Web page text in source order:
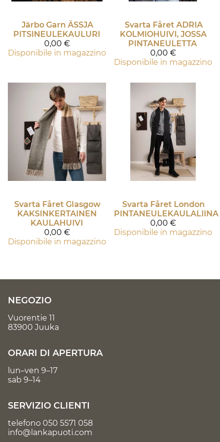
Järbo Garn ÄSSJA
PITSINEULEKAULURI
0,00 €
Disponibile in magazzino
Svarta Fåret ADRIA
KOLMIOHUIVI, JOSSA
PINTANEULETTA
0,00 €
Disponibile in magazzino
Svarta Fåret Glasgow
KAKSINKERTAINEN
KAULAHUIVI
0,00 €
Disponibile in magazzino
Svarta Fåret London
PINTANEULEKAULALIINA
0,00 €
Disponibile in magazzino
NEGOZIO
Vuorentie 11
83900 Juuka
ORARI DI APERTURA
lun–ven 9–17
sab 9–14
SERVIZIO CLIENTI
telefono 050 5571 058
info@lankapuoti.com